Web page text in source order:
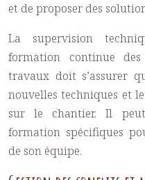
et de proposer des
La supervision
formation continue
travaux doit s’assurer
nouvelles techniques et
sur le chantier. Il
formation spécifiques
de son équipe.